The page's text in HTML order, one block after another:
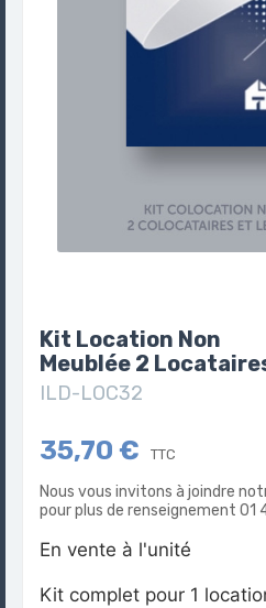
Kit Location Non
Meublée 2
ILD-LOC32
35,70 € TTC
Nous vous invitons à joindre
pour plus de renseignement 01
En vente à l'unité
Kit complet pour 1